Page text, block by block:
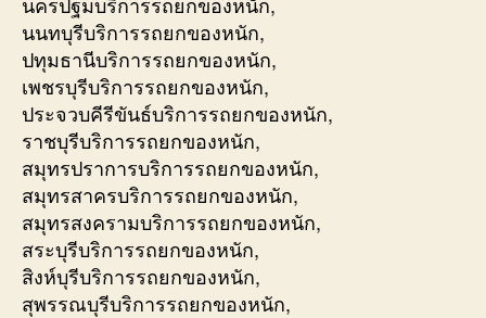
นนทบุรีบริการรถยกของหนัก,
ปทุมธานีบริการรถยกของหนัก,
เพชรบุรีบริการรถยกของหนัก,
ประจวบคีรีขันธ์บริการรถยกของหนัก,
ราชบุรีบริการรถยกของหนัก,
สมุทรปราการบริการรถยกของหนัก,
สมุทรสาครบริการรถยกของหนัก,
สมุทรสงครามบริการรถยกของหนัก,
สระบุรีบริการรถยกของหนัก,
สิงห์บุรีบริการรถยกของหนัก,
สุพรรณบุรีบริการรถยกของหนัก,